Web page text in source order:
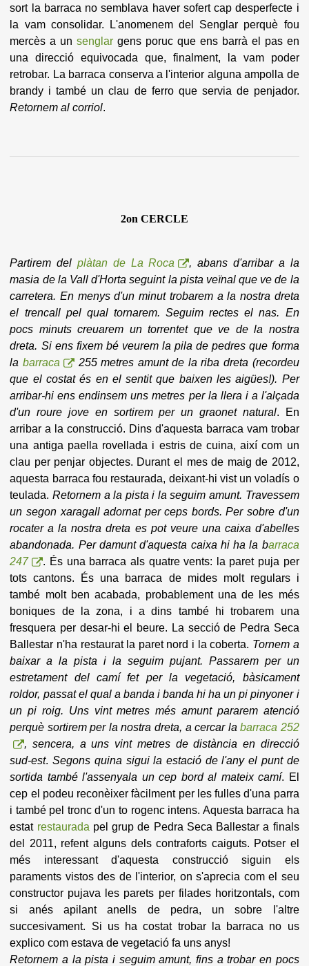
sort la barraca no semblava haver sofert cap desperfecte i
la vam consolidar. L'anomenem del Senglar perquè fou
mercès a unsenglar gens poruc que ens barrà el pas en
una direcció equivocada que, finalment, la vam poder
retrobar. La barraca conserva a l'interior alguna ampolla de
brandy i també un clau de ferro que servia de penjador.
Retornem al corriol.
2on CERCLE
Partirem delplàtan de La Roca
, abans d'arribar a la
masia de la Vall d'Horta seguint la pista veïnal que ve de la
carretera. En menys d'un minut trobarem a la nostra dreta
el trencall pel qual tornarem. Seguim rectes el nas. En
pocs minuts creuarem un torrentet que ve de la nostra
dreta. Si ens fixem bé veurem la pila de pedres que forma
labarraca
255 metres amunt de la riba dreta (recordeu
que el costat és en el sentit que baixen les aigües!). Per
arribar-hi ens endinsem uns metres per la llera i a l'alçada
d'un roure jove en sortirem per un graonet natural. En
arribar a la construcció. Dins d'aquesta barraca vam trobar
una antiga paella rovellada i estris de cuina, així com un
clau per penjar objectes. Durant el mes de maig de 2012,
aquesta barraca fou restaurada, deixant-hi vist un voladís o
teulada.Retornem a la pista i la seguim amunt. Travessem
un segon xaragall adornat per ceps bords. Per sobre d'un
rocater a la nostra dreta es pot veure una caixa d'abelles
abandonada. Per damunt d'aquesta caixa hi ha la barraca
247
. És una barraca als quatre vents: la paret puja per
tots cantons. És una barraca de mides molt regulars i
també molt ben acabada, probablement una de les més
boniques de la zona, i a dins també hi trobarem una
fresquera per desar-hi el beure. La secció de Pedra Seca
Ballestar n'ha restaurat la paret nord i la coberta. Tornem a
baixar a la pista i la seguim pujant. Passarem per un
estretament del camí fet per la vegetació, bàsicament
roldor, passat el qual a banda i banda hi ha un pi pinyoner i
un pi roig. Uns vint metres més amunt pararem atenció
perquè sortirem per la nostra dreta, a cercar labarraca 252
, sencera, a uns vint metres de distància en direcció
sud-est.Segons quina sigui la estació de l'any el punt de
sortida també l'assenyala un cep bord al mateix camí. El
cep el podeu reconèixer fàcilment per les fulles d'una parra
i també pel tronc d'un to rogenc intens. Aquesta barraca ha
estat restaurada pel grup de Pedra Seca Ballestar a finals
del 2011, refent alguns dels contraforts caiguts. Potser el
més interessant d'aquesta construcció siguin els
paraments vistos des de l'interior, on s'aprecia com el seu
constructor pujava les parets per filades horitzontals, com
si anés apilant anells de pedra, un sobre l'altre
succesivament. Si us ha costat trobar la barraca no us
explico com estava de vegetació fa uns anys!
Retornem a la pista i seguim amunt, fins a trobar en pocs